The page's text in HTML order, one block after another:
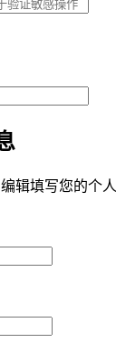
辑填写您的个人